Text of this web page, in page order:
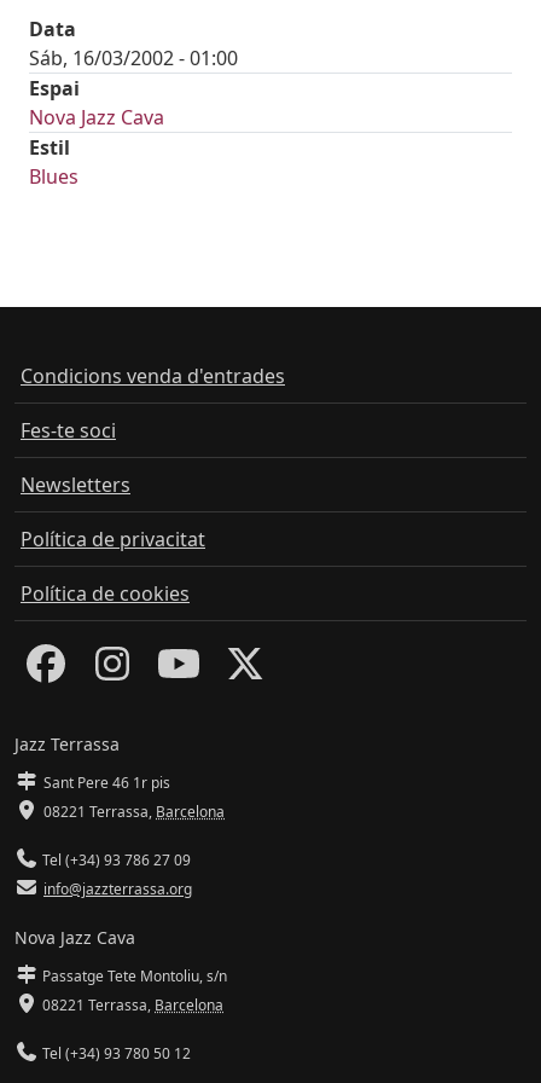
Data
Sáb, 16/03/2002 - 01:00
Espai
Nova Jazz Cava
Estil
Blues
Condicions venda d'entrades
Fes-te soci
Newsletters
Política de privacitat
Política de cookies
Jazz Terrassa
Sant Pere 46 1r pis
08221 Terrassa, Barcelona
Tel (+34) 93 786 27 09
info@jazzterrassa.org
Nova Jazz Cava
Passatge Tete Montoliu, s/n
08221 Terrassa, Barcelona
Tel (+34) 93 780 50 12